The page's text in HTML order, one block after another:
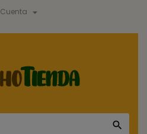
Cuenta 
